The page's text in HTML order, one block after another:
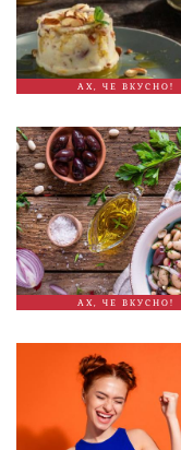
АХ, ЧЕ ВКУСНО!
АХ, ЧЕ ВКУСНО!